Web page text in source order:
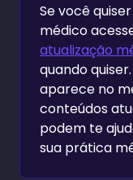
Se você
médico
atualização
quando
aparece no
conteúdos
podem te
sua prática